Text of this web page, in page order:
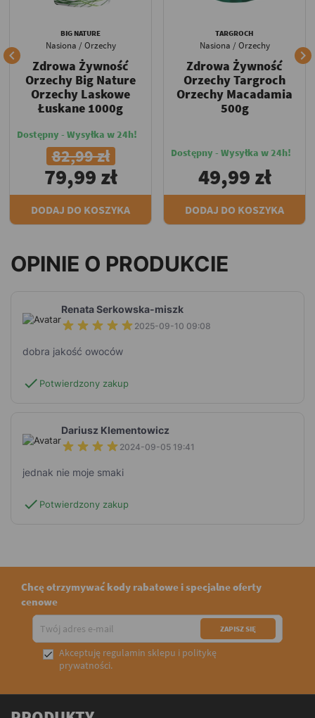

BIG NATURE
Nasiona / Orzechy
Zdrowa Żywność
Orzechy Big Nature
Orzechy Laskowe
Łuskane 1000g
Dostępny - Wysyłka w 24h!
82,99 zł
79,99 zł
DODAJ DO KOSZYKA
TARGROCH
Nasiona / Orzechy
Zdrowa Żywność
Orzechy Targroch
Orzechy Macadamia
500g
Dostępny - Wysyłka w 24h!
49,99 zł
DODAJ DO KOSZYKA

OPINIE O PRODUKCIE
Renata Serkowska-miszk
2025-09-10 09:08
dobra jakość owoców
check Potwierdzony zakup
Dariusz Klementowicz
2024-09-05 19:41
jednak nie moje smaki
check Potwierdzony zakup
Chcę otrzymywać kody rabatowe i specjalne oferty
cenowe
 Akceptuję regulamin sklepu i politykę
prywatności.